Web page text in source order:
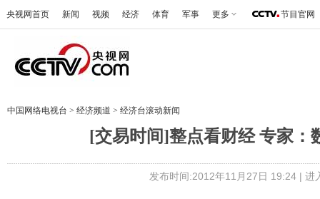
央视网首页 新闻 视频 经济 体育 军事 更多 节目官网
中国网络电视台 > 经济频道 > 经济台滚动新闻
[交易时间]整点看财经 专家：
发布时间:2012年11月27日 19:24 | 进